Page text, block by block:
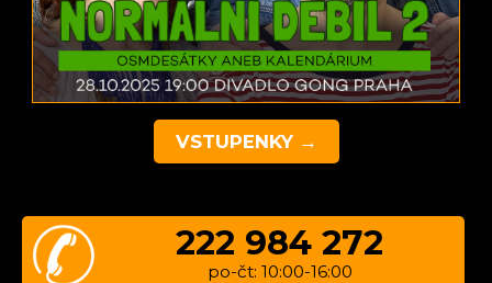
VSTUPENKY →
222 984 272
po-čt: 10:00-16:00